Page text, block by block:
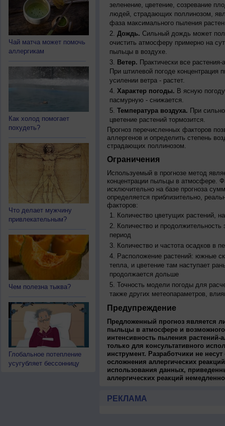
Чай матча может помочь
аллергикам
Как холод помогает
похудеть?
Что делает мужчину
привлекательным?
Чем полезна тыква?
Глобальное потепление
усугубляет бессонницу
зеленение, цветение, созревание
людей, страдающих поллинозом,
фаза максимального пыления
Дождь. Сильный дождь может
очистить атмосферу примерно на
пыльцы в воздухе.
Ветер. Практически все
При штилевой погоде
усилении ветра - растет.
Характер погоды. В ясную
пасмурную - снижается.
Температура воздуха. При
цветение растений тормозится.
Прогноз перечисленных факторов
аллергенов и определить степень
страдающих поллинозом.
Ограничения
Используемый в прогнозе метод
концентрации пыльцы в атмосфере.
исключительно на базе прогноза
определяется приблизительно,
факторов:
Количество цветущих растений,
Количество и продолжительность
период
Количество и частота осадков в
Расположение растений: южные
тепла, и цветение там наступает
продолжается дольше
Точность модели погоды для
также других метеопараметров,
Предупреждение
Предложенный прогноз является
пыльцы в атмосфере и
интенсивность пыления растений-
только для консультативного
инструмент. Разработчики не
осложнения аллергических
использования данных,
аллергических реакций
РЕКЛАМА